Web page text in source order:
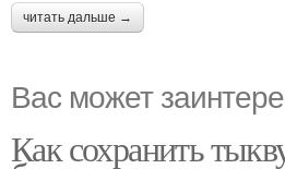
читать дальше →
Вас может
Как сохранить